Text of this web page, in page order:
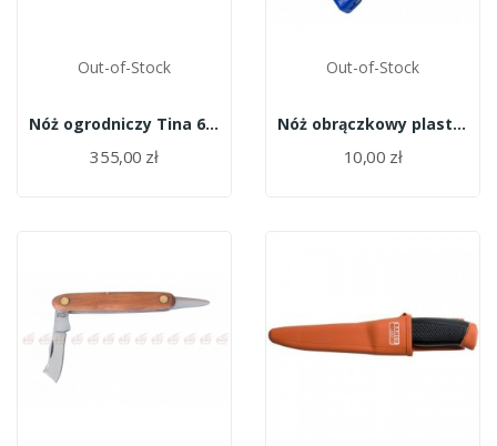
Out-of-Stock
Nóż ogrodniczy Tina 600/12a
355,00 zł
Out-of-Stock
Nóż obrączkowy plastikowy
10,00 zł